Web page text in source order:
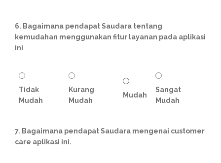
6. Bagaimana pendapat Saudara tentang
kemudahan menggunakan fitur layanan pada aplikasi
ini
Tidak
Mudah
Kurang
Mudah
Mudah
Sangat
Mudah
7. Bagaimana pendapat Saudara mengenai customer
care aplikasi ini.